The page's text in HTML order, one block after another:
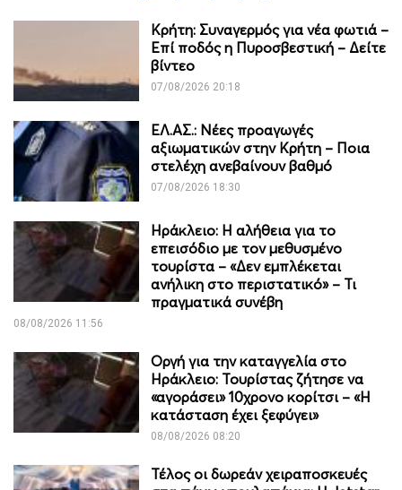
Κρήτη: Συναγερμός για νέα φωτιά –
Επί ποδός η Πυροσβεστική – Δείτε
βίντεο
07/08/2026 20:18
ΕΛ.ΑΣ.: Νέες προαγωγές
αξιωματικών στην Κρήτη – Ποια
στελέχη ανεβαίνουν βαθμό
07/08/2026 18:30
Ηράκλειο: Η αλήθεια για το
επεισόδιο με τον μεθυσμένο
τουρίστα – «Δεν εμπλέκεται
ανήλικη στο περιστατικό» – Τι
πραγματικά συνέβη
08/08/2026 11:56
Οργή για την καταγγελία στο
Ηράκλειο: Τουρίστας ζήτησε να
«αγοράσει» 10χρονο κορίτσι – «Η
κατάσταση έχει ξεφύγει»
08/08/2026 08:20
Τέλος οι δωρεάν χειραποσκευές